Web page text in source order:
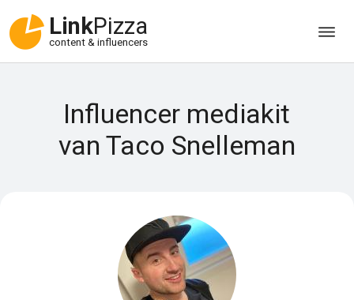
LinkPizza
content & influencers
Influencer mediakit
van Taco Snelleman